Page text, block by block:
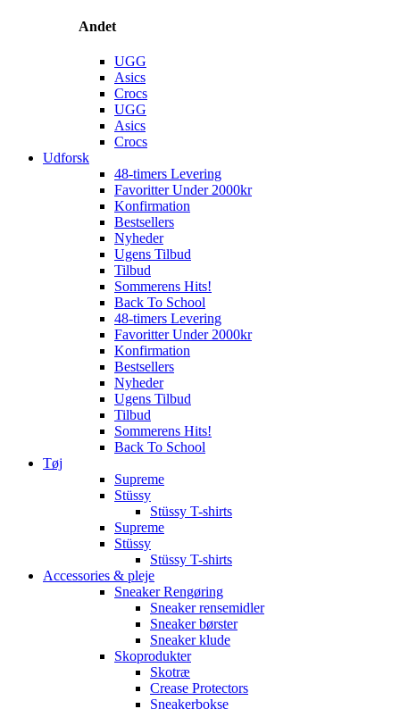
Andet
UGG
Asics
Crocs
UGG
Asics
Crocs
Udforsk
48-timers Levering
Favoritter Under 2000kr
Konfirmation
Bestsellers
Nyheder
Ugens Tilbud
Tilbud
Sommerens Hits!
Back To School
48-timers Levering
Favoritter Under 2000kr
Konfirmation
Bestsellers
Nyheder
Ugens Tilbud
Tilbud
Sommerens Hits!
Back To School
Tøj
Supreme
Stüssy
Stüssy T-shirts
Supreme
Stüssy
Stüssy T-shirts
Accessories & pleje
Sneaker Rengøring
Sneaker rensemidler
Sneaker børster
Sneaker klude
Skoprodukter
Skotræ
Crease Protectors
Sneakerbokse